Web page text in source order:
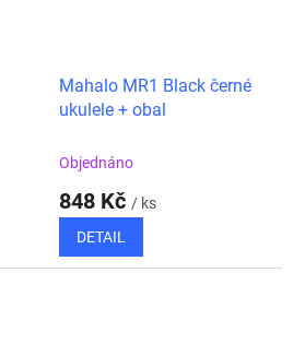
Mahalo MR1 Black černé
ukulele + obal
Objednáno
848 Kč / ks
DETAIL